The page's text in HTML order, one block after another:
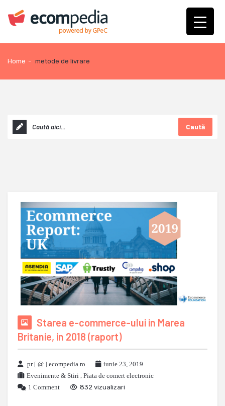
Home - metode de livrare
Caută
Starea e-commerce-ului in Marea
Britanie, in 2018 (raport)
pr [ @ ] ecompedia ro
iunie 23, 2019
Evenimente & Stiri , Piata de comert electronic
1 Comment
832 vizualizari